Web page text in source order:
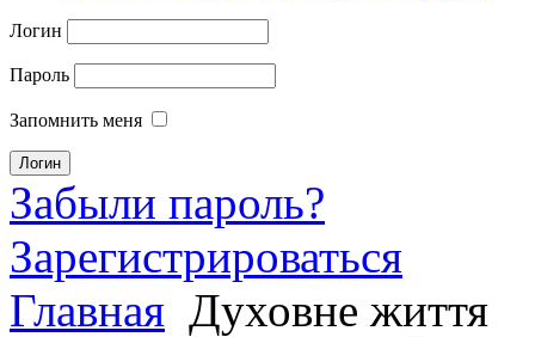
Логин
Пароль
Запомнить меня
Забыли пароль?
Зарегистрироваться
Главная Духовне життя